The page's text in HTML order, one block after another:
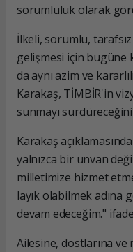
sorumluluk olarak
İlkeli, sorumlu,
gelişmesi için
da aynı azim ve
Karakaş, TİMBİR'in
sunmayı
Karakaş
yalnızca bir unvan
milletimize hizmet
layık olabilmek adına
devam edeceğim."
Ailesine, dostlarına